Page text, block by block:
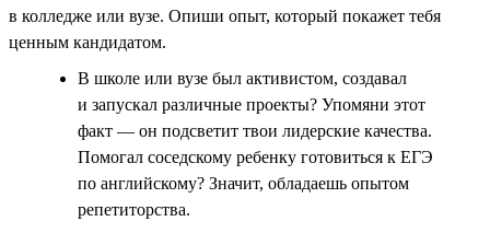
в колледже или вузе. Опиши опыт, который покажет тебя
ценным кандидатом.
В школе или вузе был активистом, создавал
и запускал различные проекты? Упомяни этот
факт — он подсветит твои лидерские качества.
Помогал соседскому ребенку готовиться к ЕГЭ
по английскому? Значит, обладаешь опытом
репетиторства.